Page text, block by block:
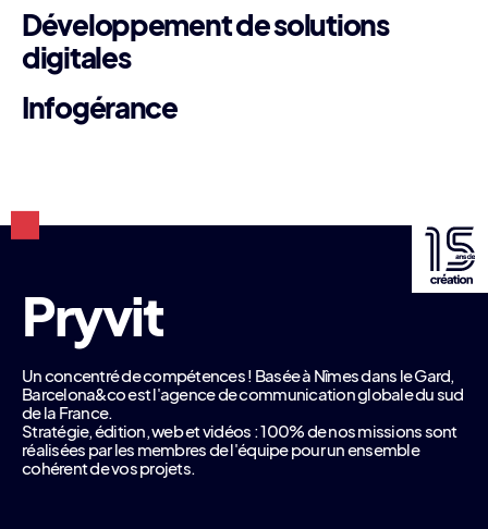
Développement de solutions
digitales
Infogérance
Un concentré de compétences ! Basée à Nîmes dans le Gard,
Barcelona&co est l'agence de communication globale du sud
de la France.
Stratégie, édition, web et vidéos : 100% de nos missions sont
réalisées par les membres de l'équipe pour un ensemble
cohérent de vos projets.